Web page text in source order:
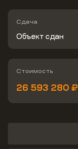
Сдача
Объект сдан
Стоимость
26 593 280 ₽